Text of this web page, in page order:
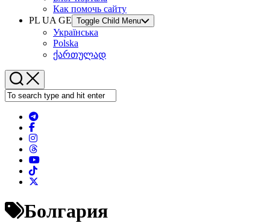
Как помочь сайту
PL UA GE Toggle Child Menu
Українська
Polska
ქართულად
Болгария